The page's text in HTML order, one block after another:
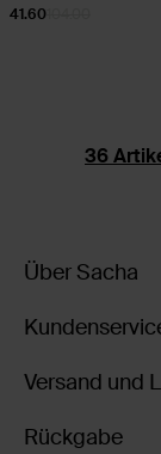
41.60
Über Sacha
Versand und
Rückgabe